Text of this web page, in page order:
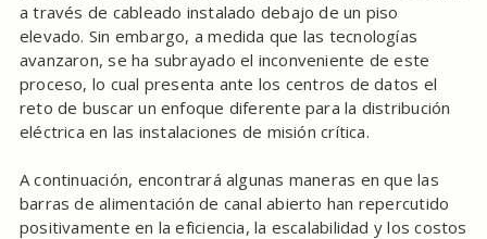
a través de cableado instalado debajo de un piso
elevado. Sin embargo, a medida que las tecnologías
avanzaron, se ha subrayado el inconveniente de este
proceso, lo cual presenta ante los centros de datos el
reto de buscar un enfoque diferente para la distribución
eléctrica en las instalaciones de misión crítica.
A continuación, encontrará algunas maneras en que las
barras de alimentación de canal abierto han repercutido
positivamente en la eficiencia, la escalabilidad y los costos